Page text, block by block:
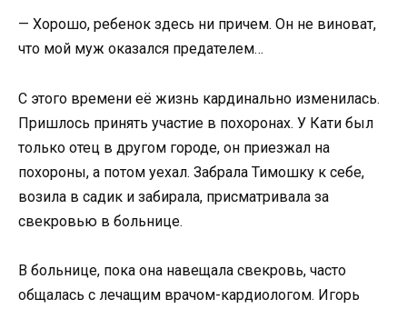
— Хорошо, ребенок здесь ни причем. Он не виноват,
что мой муж оказался предателем…
С этого времени её жизнь кардинально изменилась.
Пришлось принять участие в похоронах. У Кати был
только отец в другом городе, он приезжал на
похороны, а потом уехал. Забрала Тимошку к себе,
возила в садик и забирала, присматривала за
свекровью в больнице.
В больнице, пока она навещала свекровь, часто
общалась с лечащим врачом-кардиологом. Игорь